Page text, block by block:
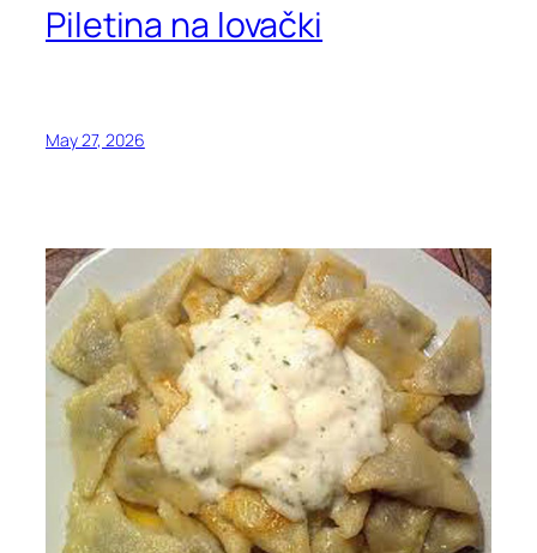
Piletina na lovački
May 27, 2026